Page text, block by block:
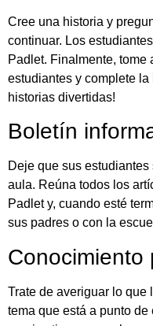
Cree una historia y
continuar. Los
Padlet. Finalmente,
estudiantes y complete la
historias divertidas!
Boletín
Deje que sus
aula. Reúna todos los
Padlet y, cuando esté
sus padres o con la
Conocimiento
Trate de averiguar lo que
tema que está a punto